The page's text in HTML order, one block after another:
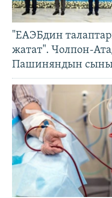
"ЕАЭБдин
жатат". Чолпон-
Пашиняндын